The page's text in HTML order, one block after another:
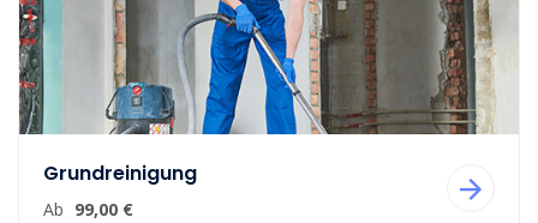
Grundreinigung
Ab 99,00 €